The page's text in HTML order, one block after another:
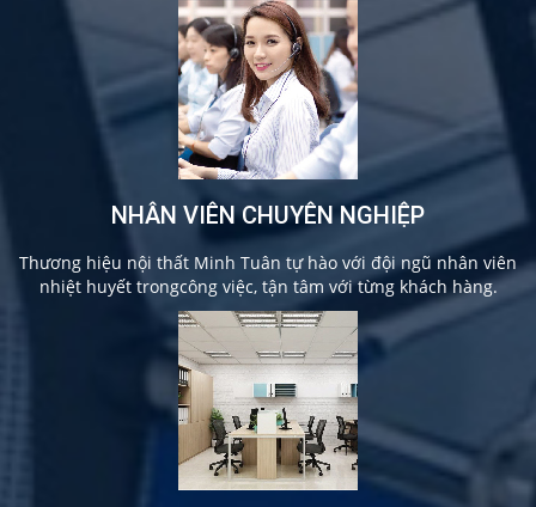
NHÂN VIÊN CHUYÊN NGHIỆP
Thương hiệu nội thất Minh Tuân tự hào với đội ngũ nhân viên
nhiệt huyết trongcông việc, tận tâm với từng khách hàng.